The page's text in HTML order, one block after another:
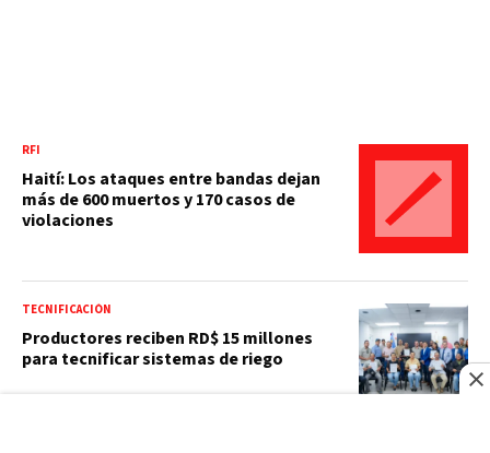
RFI
Haití: Los ataques entre bandas dejan
más de 600 muertos y 170 casos de
violaciones
TECNIFICACIÓN
Productores reciben RD$ 15 millones
para tecnificar sistemas de riego